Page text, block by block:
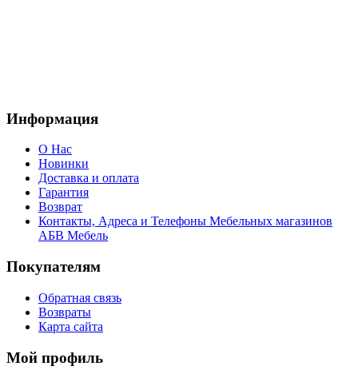
Информация
О Нас
Новинки
Доставка и оплата
Гарантия
Возврат
Контакты, Адреса и Телефоны Мебельных магазинов
АБВ Мебель
Покупателям
Обратная связь
Возвраты
Карта сайта
Мой профиль